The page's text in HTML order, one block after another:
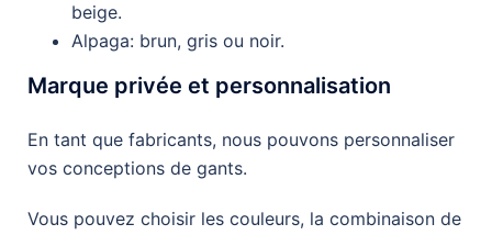
beige.
Alpaga: brun, gris ou noir.
Marque privée et personnalisation
En tant que fabricants, nous pouvons personnaliser
vos conceptions de gants.
Vous pouvez choisir les couleurs, la combinaison de